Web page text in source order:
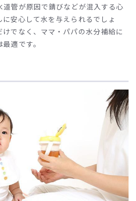
道管が原因で錆びなどが混入する心
安心して水を与えられるでしょ
けでなく、ママ・パパの水分補給に
適です。